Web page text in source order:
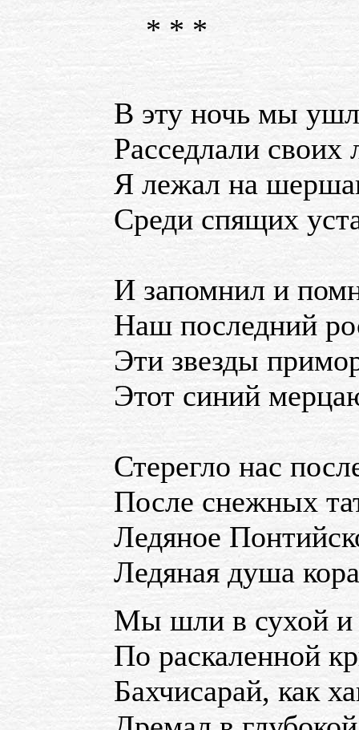
* * *
В эту ночь мы
Расседлали своих
Я лежал на
Среди спящих
И запомнил и
Наш последний
Эти звезды
Этот синий
Стерегло нас
После снежных
Ледяное
Ледяная душа
Мы шли в сухой и
По раскаленной
Бахчисарай, как